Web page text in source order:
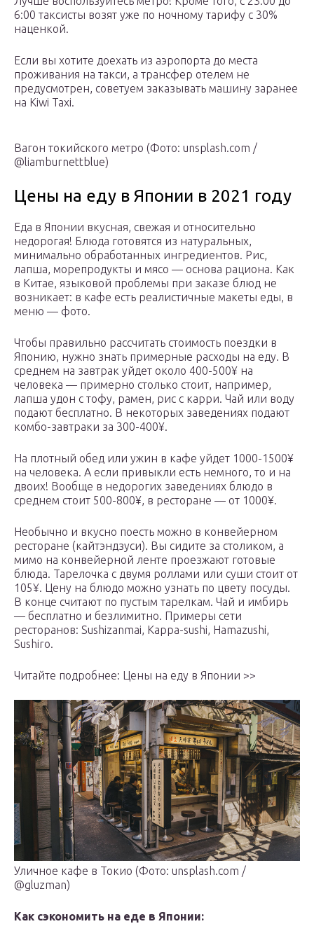
6:00 таксисты возят уже по ночному тарифу с 30%
наценкой.
Если вы хотите доехать из аэропорта до места
проживания на такси, а трансфер отелем не
предусмотрен, советуем заказывать машину заранее
на Kiwi Taxi.
Вагон токийского метро (Фото: unsplash.com /
@liamburnettblue)
Цены на еду в Японии в 2021 году
Еда в Японии вкусная, свежая и относительно
недорогая! Блюда готовятся из натуральных,
минимально обработанных ингредиентов. Рис,
лапша, морепродукты и мясо — основа рациона. Как
в Китае, языковой проблемы при заказе блюд не
возникает: в кафе есть реалистичные макеты еды, в
меню — фото.
Чтобы правильно рассчитать стоимость поездки в
Японию, нужно знать примерные расходы на еду. В
среднем на завтрак уйдет около 400-500¥ на
человека — примерно столько стоит, например,
лапша удон с тофу, рамен, рис с карри. Чай или воду
подают бесплатно. В некоторых заведениях подают
комбо-завтраки за 300-400¥.
На плотный обед или ужин в кафе уйдет 1000-1500¥
на человека. А если привыкли есть немного, то и на
двоих! Вообще в недорогих заведениях блюдо в
среднем стоит 500-800¥, в ресторане — от 1000¥.
Необычно и вкусно поесть можно в конвейерном
ресторане (кайтэндзуси). Вы сидите за столиком, а
мимо на конвейерной ленте проезжают готовые
блюда. Тарелочка с двумя роллами или суши стоит от
105¥. Цену на блюдо можно узнать по цвету посуды.
В конце считают по пустым тарелкам. Чай и имбирь
— бесплатно и безлимитно. Примеры сети
ресторанов: Sushizanmai, Kappa-sushi, Hamazushi,
Sushiro.
Читайте подробнее: Цены на еду в Японии >>
Уличное кафе в Токио (Фото: unsplash.com /
@gluzman)
Как сэкономить на еде в Японии: